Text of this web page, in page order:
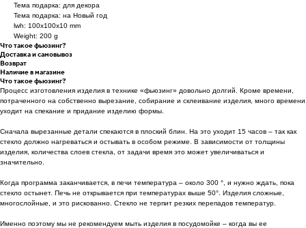
Тема подарка: для декора
Тема подарка: на Новый год
lwh: 100x100x10 mm
Weight: 200 g
Что такое фьюзинг?
Доставка и самовывоз
Возврат
Наличие в магазине
Что такое фьюзинг?
Процесс изготовления изделия в технике «фьюзинг» довольно долгий. Кроме времени,
потраченного на собственно вырезание, собирание и склеивание изделия, много времени
уходит на спекание и придание изделию формы.
Сначала вырезанные детали спекаются в плоский блин. На это уходит 15 часов – так как
стекло должно нагреваться и остывать в особом режиме. В зависимости от толщины
изделия, количества слоев стекла, от задачи время это может увеличиваться и
значительно.
Когда программа заканчивается, в печи температура – около 300 °, и нужно ждать, пока
стекло остынет. Печь не открывается при температурах выше 50°. Изделия сложные,
многослойные, и это рискованно. Стекло не терпит резких перепадов температур.
Именно поэтому мы не рекомендуем мыть изделия в посудомойке – когда вы ее